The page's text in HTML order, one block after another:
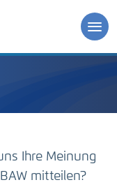
Ihre Meinung
mitteilen?